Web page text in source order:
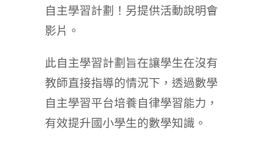
自主學習計劃！另提供活動說明會
影片。
此自主學習計劃旨在讓學生在沒有
教師直接指導的情況下，透過數學
自主學習平台培養自律學習能力，
有效提升國小學生的數學知識。